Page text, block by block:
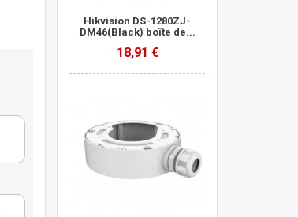
Hikvision DS-1280ZJ-
DM46(Black) boîte de...
18,91 €